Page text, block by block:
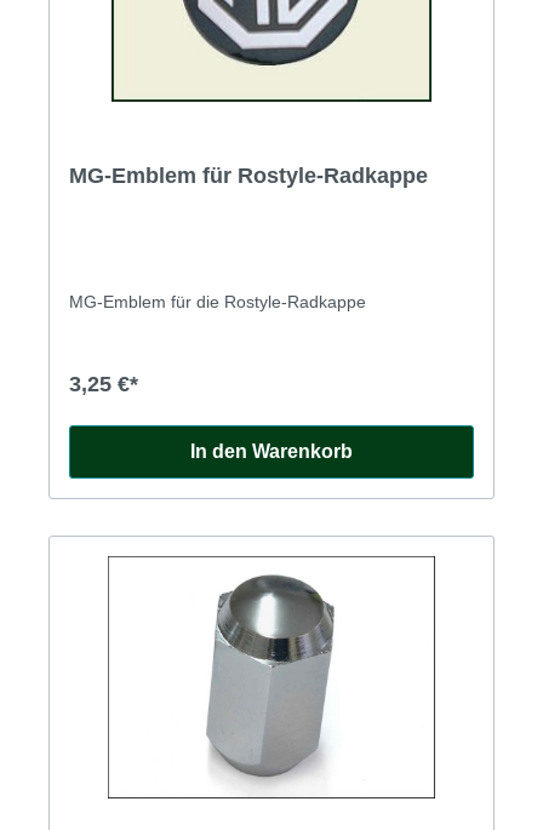
MG-Emblem für Rostyle-Radkappe
MG-Emblem für die Rostyle-Radkappe
3,25 €*
In den Warenkorb